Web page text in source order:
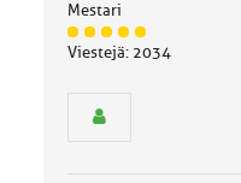
Mestari
J
ä
Viestejä: 2034